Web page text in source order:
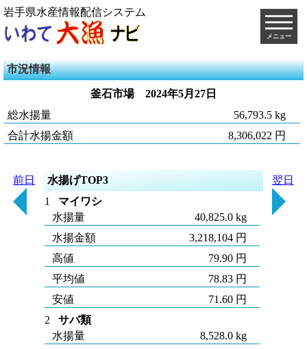
岩手県水産情報配信システム
メニュー
市況情報
釜石市場
2024年5月27日
総水揚量
56,793.5 kg
合計水揚金額
8,306,022 円
前日
水揚げTOP3
1
マイワシ
水揚量
40,825.0 kg
水揚金額
3,218,104 円
高値
79.90 円
平均値
78.83 円
安値
71.60 円
2
サバ類
水揚量
8,528.0 kg
翌日